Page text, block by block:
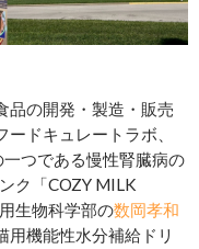
の開発・製造・販売
ドキュレートラボ、
つである慢性腎臓病の
ク「COZY MILK
生物科学部の数岡孝和
用機能性水分補給ドリ